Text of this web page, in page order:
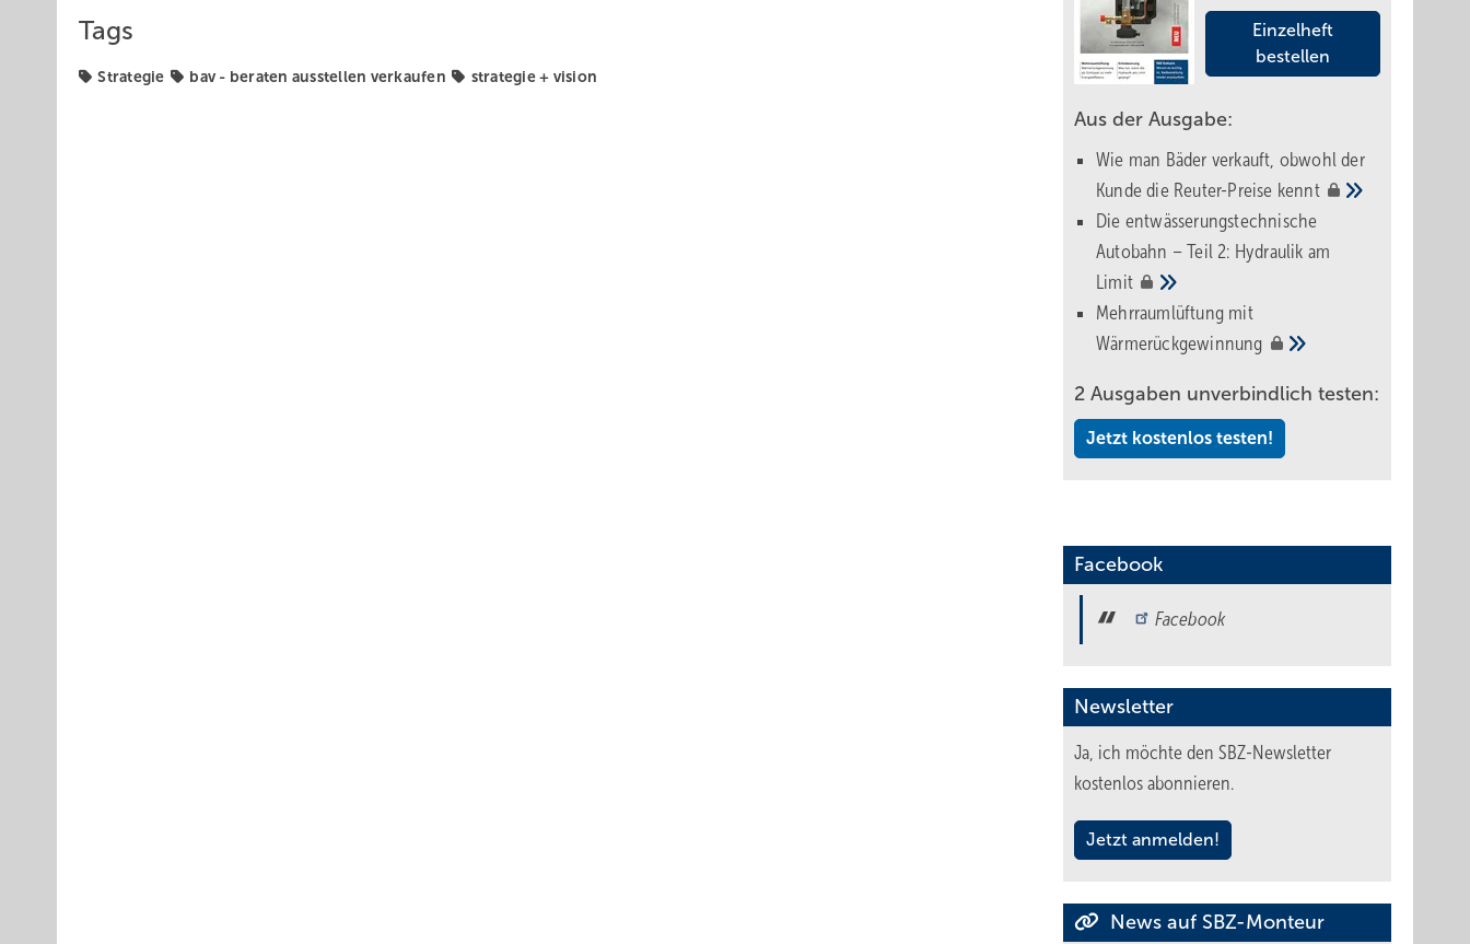
Tags
Strategie bav - beraten ausstellen verkaufen strategie + vision
Einzelheft
bestellen
Aus der Ausgabe:
Wie man Bäder verkauft, obwohl der
Kunde die Reuter-Preise kennt
Die entwässerungstechnische
Autobahn – Teil 2: Hydraulik am
Limit
Mehrraumlüftung mit
Wärmerückgewinnung
2 Ausgaben unverbindlich testen:
Jetzt kostenlos testen!
Facebook
Facebook
Newsletter
Ja, ich möchte den SBZ-Newsletter
kostenlos abonnieren.
Jetzt anmelden!
News auf SBZ-Monteur